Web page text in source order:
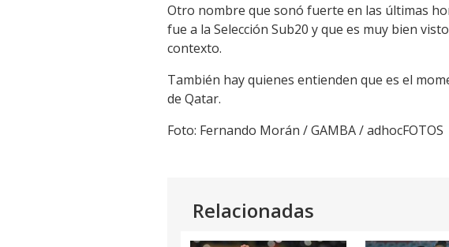
Otro nombre que sonó fuerte en las últimas
fue a la Selección Sub20 y que es muy bien
contexto.
También hay quienes entienden que es el
de Qatar.
Foto: Fernando Morán / GAMBA / adhocFOTOS
Relacionadas